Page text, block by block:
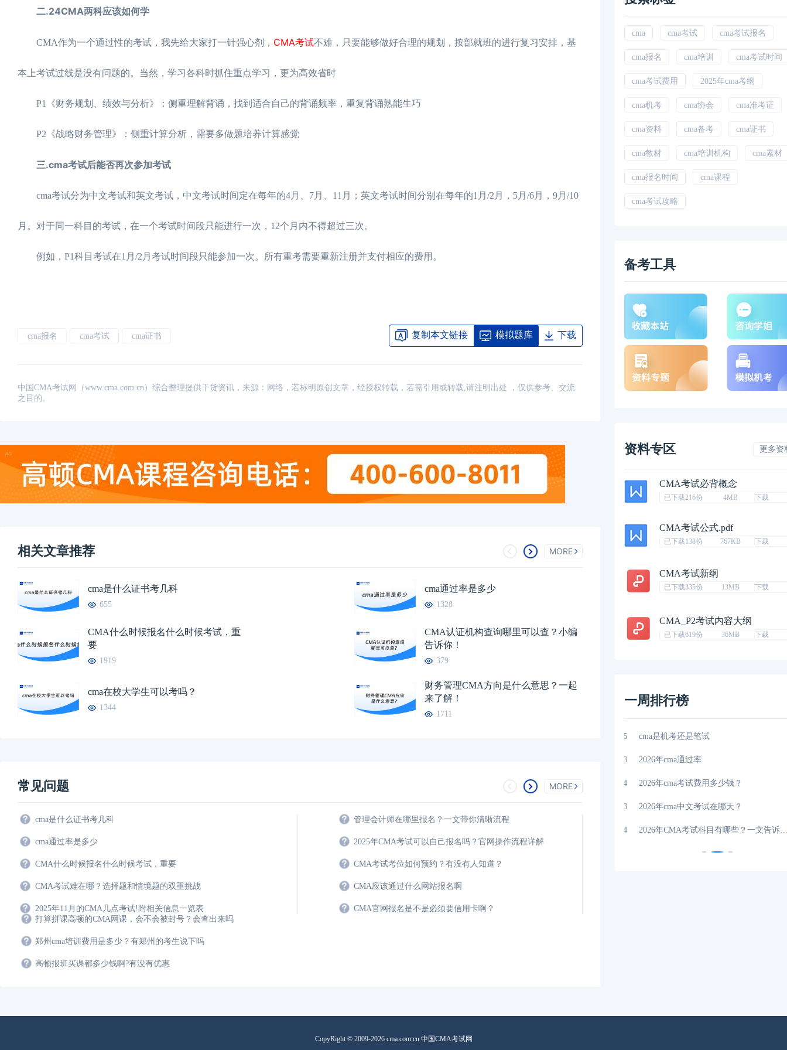
二.24CMA两科应该如何学
CMA作为一个通过性的考试，我先给大家打一针强心剂， CMA考试不难，只要能够做好合理的规划，按部就班的进行复习安排，基
本上考试过线是没有问题的。当然，学习各科时抓住重点学习，更为高效省时
P1《财务规划、绩效与分析》：侧重理解背诵，找到适合自己的背诵频率，重复背诵熟能生巧
P2《战略财务管理》：侧重计算分析，需要多做题培养计算感觉
三.cma考试后能否再次参加考试
cma考试分为中文考试和英文考试，中文考试时间定在每年的4月、7月、11月；英文考试时间分别在每年的1月/2月，5月/6月，9月/10
月。对于同一科目的考试，在一个考试时间段只能进行一次，12个月内不得超过三次。
例如，P1科目考试在1月/2月考试时间段只能参加一次。所有重考需要重新注册并支付相应的费用。
cma报名 cma考试 cma证书 复制本文链接 模拟题库 下载
中国CMA考试网（www.cma.com.cn）综合整理提供干货资讯，来源：网络，若标明原创文章，经授权转载，若需引用或转载,请注明出处 ，仅供参考、交流
之目的。
相关文章推荐 MORE
cma是什么证书考几科
655
cma通过率是多少
1328
CMA什么时候报名什么时候考试，重
要
1919
CMA认证机构查询哪里可以查？小编
告诉你！
379
cma在校大学生可以考吗？
1344
财务管理CMA方向是什么意思？一起
来了解！
1711
常见问题 MORE
cma是什么证书考几科
cma通过率是多少
CMA什么时候报名什么时候考试，重要
CMA考试难在哪？选择题和情境题的双重挑战
2025年11月的CMA几点考试!附相关信息一览表
管理会计师在哪里报名？一文带你清晰流程
2025年CMA考试可以自己报名吗？官网操作流程详解
CMA考试考位如何预约？有没有人知道？
CMA应该通过什么网站报名啊
CMA官网报名是不是必须要信用卡啊？
打算拼课高顿的CMA网课，会不会被封号？会查出来吗
郑州cma培训费用是多少？有郑州的考生说下吗
高顿报班买课都多少钱啊?有没有优惠
cma cma考试 cma考试报名
cma报名 cma培训 cma考试时间
cma考试费用 2025年cma考纲
cma机考 cma协会 cma准考证
cma资料 cma备考 cma证书
cma教材 cma培训机构 cma素材
cma报名时间 cma课程
cma考试攻略
备考工具
资料专区 更多资
CMA考试必背概念
已下载216份 4MB 下载
CMA考试公式.pdf
已下载138份 767KB 下载
CMA考试新纲
已下载335份 13MB 下载
CMA_P2考试内容大纲
已下载619份 36MB 下载
一周排行榜
2026年CMA考试题型和分数构成是怎
cma是机考还是笔试
2026年cma通过率
2026年cma考试费用多少钱？
2026年cma中文考试在哪天？
2026年CMA考试科目有哪些？一文告诉你！
CopyRight © 2009-2026 cma.com.cn 中国CMA考试网